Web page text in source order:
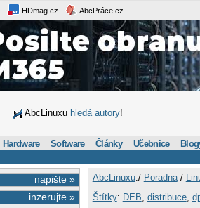
HDmag.cz AbcPráce.cz
AbcLinuxu hledá autory!
Hardware Software Články Učebnice
napište »
inzerujte »
AbcLinuxu:/ Poradna/
Štítky: DEB distribuce,